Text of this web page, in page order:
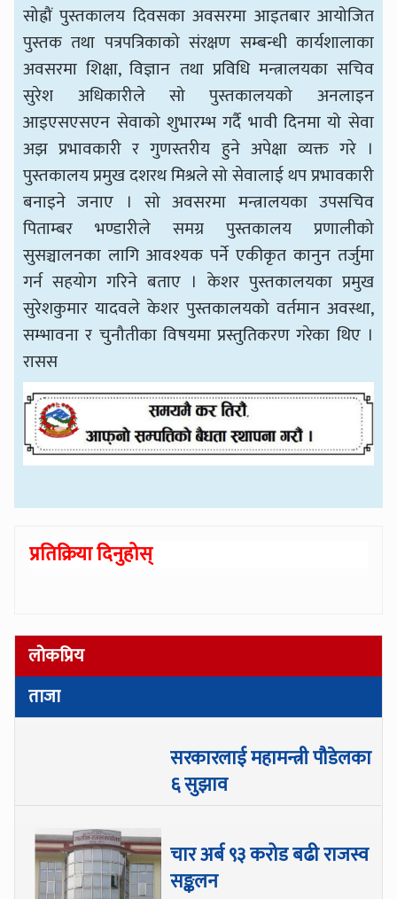
सोह्रौं पुस्तकालय दिवसका अवसरमा आइतबार आयोजित
पुस्तक तथा पत्रपत्रिकाको संरक्षण सम्बन्धी कार्यशालाका
अवसरमा शिक्षा, विज्ञान तथा प्रविधि मन्त्रालयका सचिव
सुरेश अधिकारीले सो पुस्तकालयको अनलाइन
आइएसएसएन सेवाको शुभारम्भ गर्दै भावी दिनमा यो सेवा
अझ प्रभावकारी र गुणस्तरीय हुने अपेक्षा व्यक्त गरे ।
पुस्तकालय प्रमुख दशरथ मिश्रले सो सेवालाई थप प्रभावकारी
बनाइने जनाए । सो अवसरमा मन्त्रालयका उपसचिव
पिताम्बर भण्डारीले समग्र पुस्तकालय प्रणालीको
सुसञ्चालनका लागि आवश्यक पर्ने एकीकृत कानुन तर्जुमा
गर्न सहयोग गरिने बताए । केशर पुस्तकालयका प्रमुख
सुरेशकुमार यादवले केशर पुस्तकालयको वर्तमान अवस्था,
सम्भावना र चुनौतीका विषयमा प्रस्तुतिकरण गरेका थिए ।
रासस
प्रतिक्रिया दिनुहोस्
लोकप्रिय
ताजा
सरकारलाई महामन्त्री पौडेलका
६ सुझाव
चार अर्ब ९३ करोड बढी राजस्व
सङ्कलन